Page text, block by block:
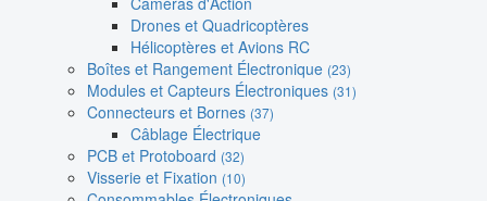
Drones et Quadricoptères
Hélicoptères et Avions RC
Boîtes et Rangement Électronique (23)
Modules et Capteurs Électroniques (31)
Connecteurs et Bornes (37)
Câblage Électrique
PCB et Protoboard (32)
Visserie et Fixation (10)